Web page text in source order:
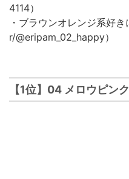
4114）
・ブラウンオレンジ系好
r/@eripam_02_happy）
【1位】04 メロウピン